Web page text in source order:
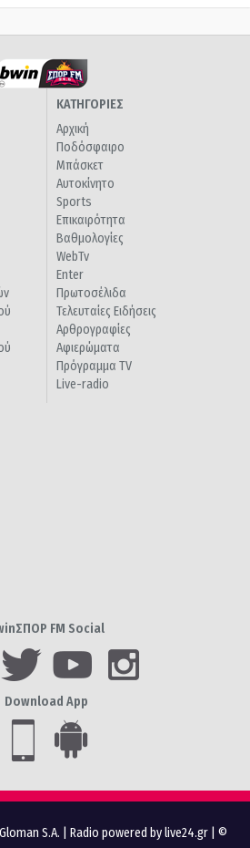
ΚΑΤΗΓΟΡΙΕΣ
Αρχική
Ποδόσφαιρο
Μπάσκετ
Αυτοκίνητο
Sports
Επικαιρότητα
Βαθμολογίες
WebTv
Enter
Πρωτοσέλιδα
Τελευταίες Ειδήσεις
Αρθρογραφίες
Αφιερώματα
Πρόγραμμα TV
Live-radio
FM Social
Download App
S.A. Radio powered by live24.gr | ©